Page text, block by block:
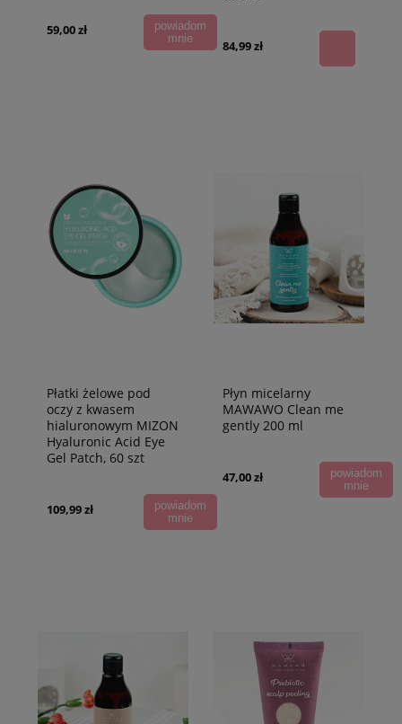
59,00 zł
powiadom
mnie
84,99 zł
Płatki żelowe pod
oczy z kwasem
hialuronowym MIZON
Hyaluronic Acid Eye
Gel Patch, 60 szt
109,99 zł
powiadom
mnie
Płyn micelarny
MAWAWO Clean me
gently 200 ml
47,00 zł
powiadom
mnie